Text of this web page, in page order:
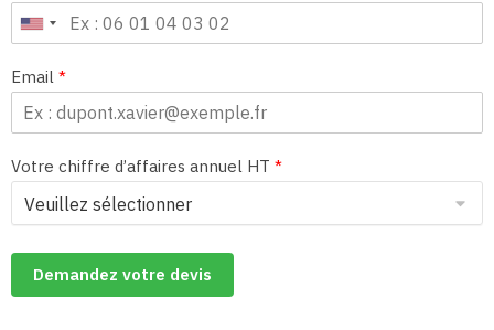
Email *
Votre chiffre d’affaires annuel HT *
Demandez votre devis